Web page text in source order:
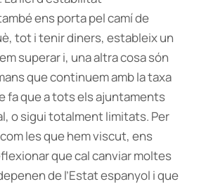
ens porta pel camí de
tot i tenir diners, estableix un
superar i, una altra cosa són
que continuem amb la taxa
fa que a tots els ajuntaments
o sigui totalment limitats. Per
les que hem viscut, ens
que cal canviar moltes
de l’Estat espanyol i que